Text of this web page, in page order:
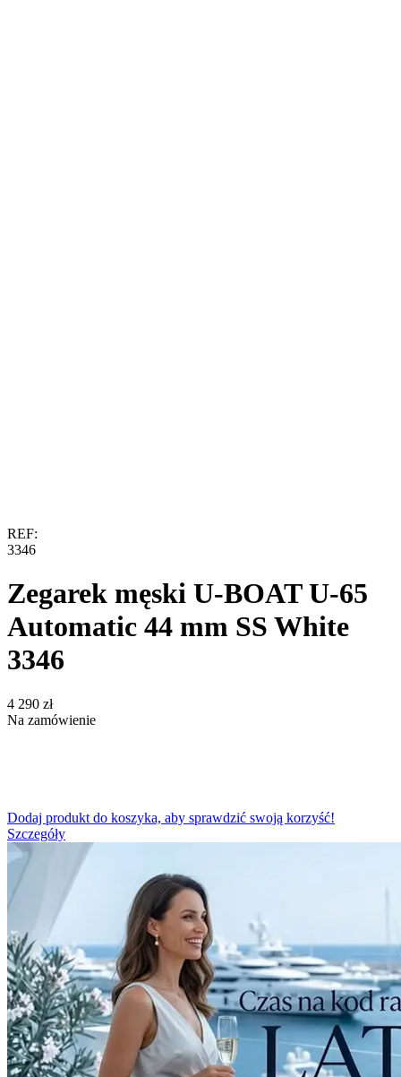
REF:
3346
Zegarek męski U-BOAT U-65
Automatic 44 mm SS White
3346
‍4 290‍ zł
Na zamówienie
Dodaj produkt do koszyka, aby sprawdzić swoją korzyść!
Szczegóły